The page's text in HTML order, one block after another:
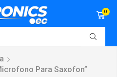
0
Para Saxofon”